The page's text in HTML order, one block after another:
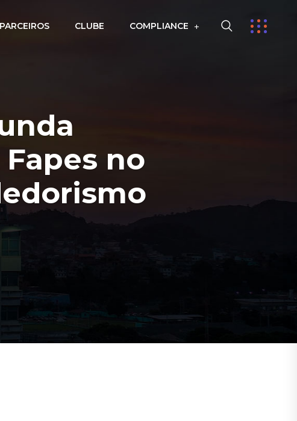
PARCEIROS CLUBE COMPLIANCE
no